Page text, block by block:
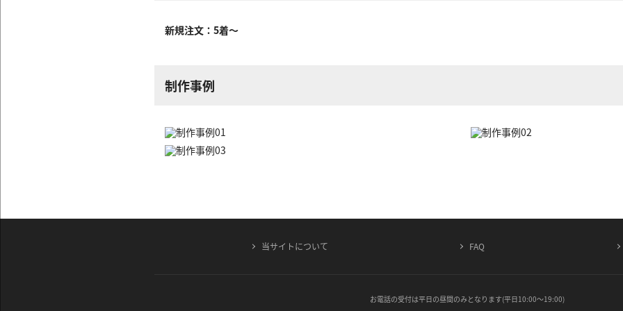
新規注文：5着～
制作事例
当サイトについて FAQ
お電話の受付は平日の昼間のみとなります(平日10:00～19:00)